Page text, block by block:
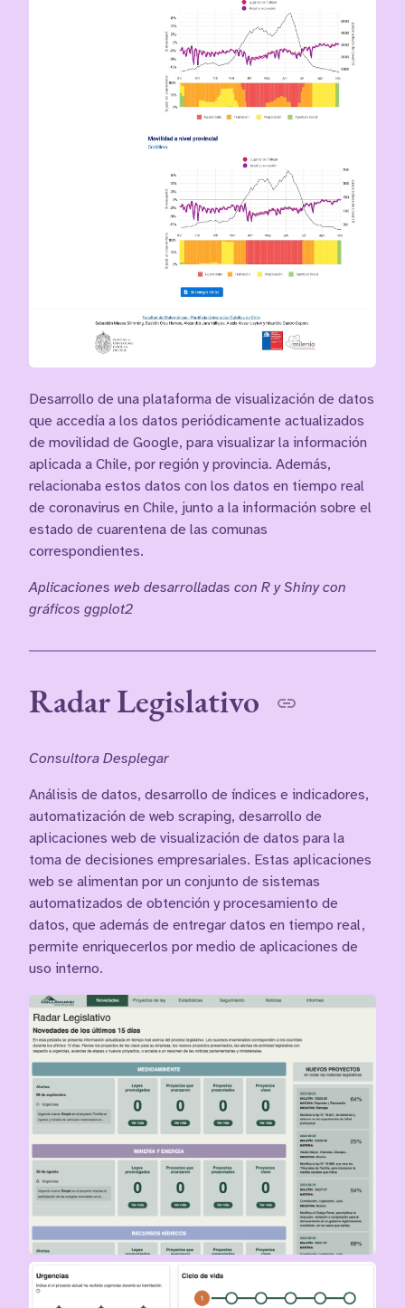
Desarrollo de una plataforma de visualización de datos
que accedía a los datos periódicamente actualizados
de movilidad de Google, para visualizar la información
aplicada a Chile, por región y provincia. Además,
relacionaba estos datos con los datos en tiempo real
de coronavirus en Chile, junto a la información sobre el
estado de cuarentena de las comunas
correspondientes.
Aplicaciones web desarrolladas con R y Shiny con
gráficos ggplot2
Radar Legislativo
Consultora Desplegar
Análisis de datos, desarrollo de índices e indicadores,
automatización de web scraping, desarrollo de
aplicaciones web de visualización de datos para la
toma de decisiones empresariales. Estas aplicaciones
web se alimentan por un conjunto de sistemas
automatizados de obtención y procesamiento de
datos, que además de entregar datos en tiempo real,
permite enriquecerlos por medio de aplicaciones de
uso interno.